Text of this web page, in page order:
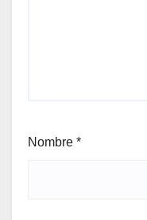
Nombre *